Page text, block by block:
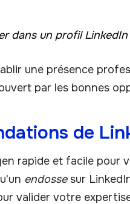
dans un profil LinkedIn
une présence
par les bonnes
de
rapide et facile pour
endossesur
valider votre